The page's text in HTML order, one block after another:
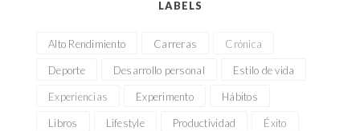
LABELS
Alto Rendimiento Carreras Crónica
Deporte Desarrollo personal Estilo de vida
Experiencias Experimento Hábitos
Libros Lifestyle Productividad Éxito